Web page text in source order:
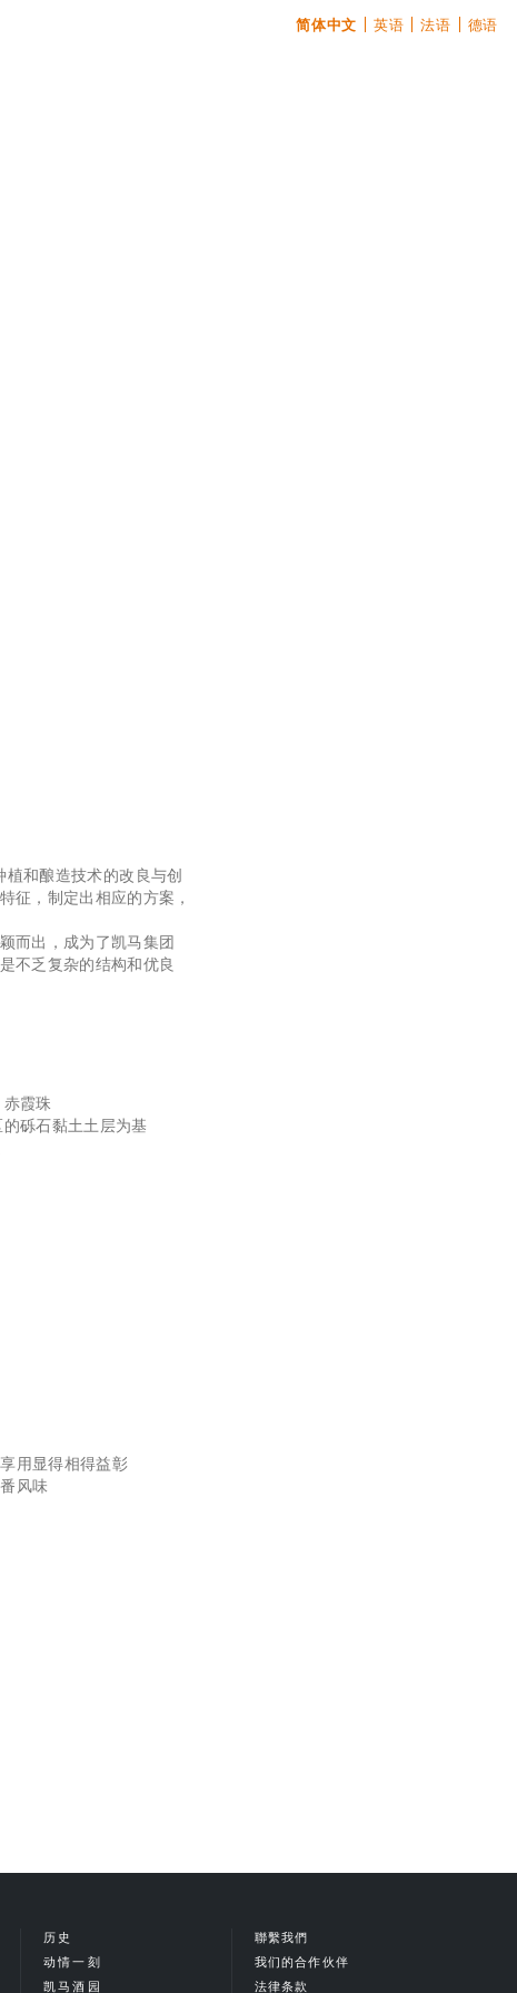
简体中文 英语 法语 德语
和酿造技术的改良与创
征，制定出相应的方案，
而出，成为了凯马集团
不乏复杂的结构和优良
霞珠
砾石黏土土层为基
用显得相得益彰
风味
历史
动情一刻
凯马酒园
聯繫我們
我们的合作伙伴
法律条款